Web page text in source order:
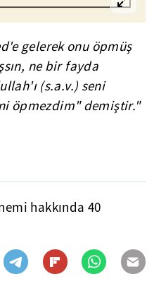
gelerek onu öpmüş
ne bir fayda
(s.a.v.) seni
öpmezdim" demiştir."
hakkında 40